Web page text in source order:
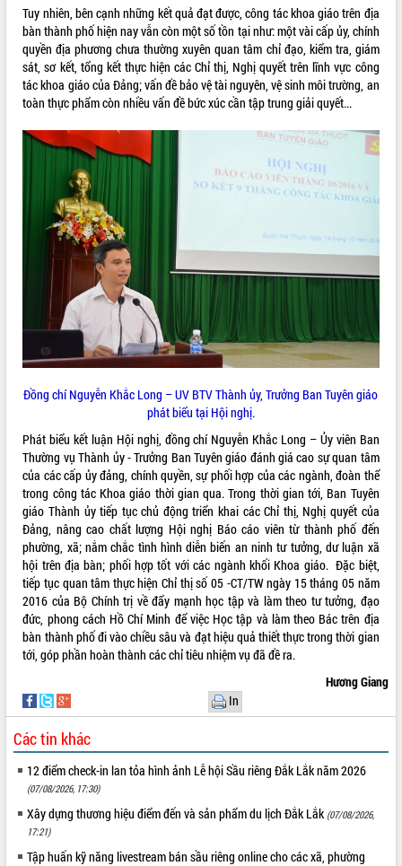
THỐNG KÊ TRUY CẬP
Hôm nay: 22448
Tất cả: 66067771
Tuy nhiên, bên cạnh những kết quả đạt được, công tác khoa giáo trên địa
bàn thành phố hiện nay vẫn còn một số tồn tại như: một vài cấp ủy, chính
quyền địa phương chưa thường xuyên quan tâm chỉ đạo, kiểm tra, giám
sát, sơ kết, tổng kết thực hiện các Chỉ thị, Nghị quyết trên lĩnh vực công
tác khoa giáo của Đảng; vấn đề bảo vệ tài nguyên, vệ sinh môi trường, an
toàn thực phẩm còn nhiều vấn đề bức xúc cần tập trung giải quyết...
Đồng chí Nguyễn Khắc Long – UV BTV Thành ủy, Trưởng Ban Tuyên giáo
phát biểu tại Hội nghị.
Phát biểu kết luận Hội nghị, đồng chí Nguyễn Khắc Long – Ủy viên Ban
Thường vụ Thành ủy - Trưởng Ban Tuyên giáo đánh giá cao sự quan tâm
của các cấp ủy đảng, chính quyền, sự phối hợp của các ngành, đoàn thể
trong công tác Khoa giáo thời gian qua. Trong thời gian tới, Ban Tuyên
giáo Thành ủy tiếp tục chủ động triển khai các Chỉ thị, Nghị quyết của
Đảng, nâng cao chất lượng Hội nghị Báo cáo viên từ thành phố đến
phường, xã; nắm chắc tình hình diễn biến an ninh tư tưởng, dư luận xã
hội trên địa bàn; phối hợp tốt với các ngành khối Khoa giáo. Đặc biệt,
tiếp tục quan tâm thực hiện Chỉ thị số 05 -CT/TW ngày 15 tháng 05 năm
2016 của Bộ Chính trị về đẩy mạnh học tập và làm theo tư tưởng, đạo
đức, phong cách Hồ Chí Minh để việc Học tập và làm theo Bác trên địa
bàn thành phố đi vào chiều sâu và đạt hiệu quả thiết thực trong thời gian
tới, góp phần hoàn thành các chỉ tiêu nhiệm vụ đã đề ra.
Hương Giang
In
Các tin khác
12 điểm check-in lan tỏa hình ảnh Lễ hội Sầu riêng Đắk Lắk năm 2026
(07/08/2026, 17:30)
Xây dựng thương hiệu điểm đến và sản phẩm du lịch Đắk Lắk (07/08/2026,
17:21)
Tập huấn kỹ năng livestream bán sầu riêng online cho các xã, phường